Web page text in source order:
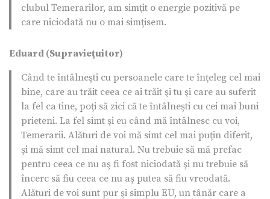
clubul Temerarilor, am simţit o energie pozitivă pe
care niciodată nu o mai simţisem.
Eduard (Supravieţuitor)
Când te întâlneşti cu persoanele care te înţeleg cel mai
bine, care au trăit ceea ce ai trăit şi tu şi care au suferit
la fel ca tine, poţi să zici că te întâlneşti cu cei mai buni
prieteni. La fel simt şi eu când mă întâlnesc cu voi,
Temerarii. Alături de voi mă simt cel mai puţin diferit,
şi mă simt cel mai natural. Nu trebuie să mă prefac
pentru ceea ce nu aş fi fost niciodată şi nu trebuie să
încerc să fiu ceea ce nu aş putea să fiu vreodată.
Alături de voi sunt pur şi simplu EU, un tânăr care a